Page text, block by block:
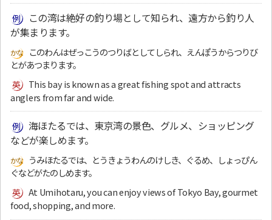
この湾は絶好の釣り場として知られ、遠方から釣り人
が集まります。
このわんはぜっこうのつりばとしてしられ、えんぽうからつりび
とがあつまります。
This bay is known as a great fishing spot and attracts
anglers from far and wide.
海ほたるでは、東京湾の景色、グルメ、ショッピング
などが楽しめます。
うみほたるでは、とうきょうわんのけしき、ぐるめ、しょっぴん
ぐなどがたのしめます。
At Umihotaru, you can enjoy views of Tokyo Bay, gourmet
food, shopping, and more.